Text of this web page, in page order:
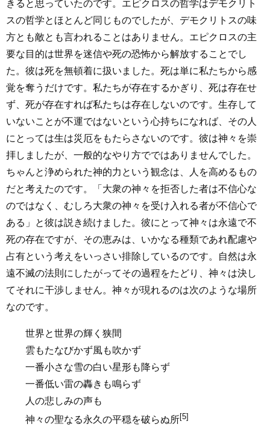
きると思っていたのです。エピクロスの哲学はデモクリト
スの哲学とほとんど同じものでしたが、デモクリトスの味
方とも敵とも言われることはありません。エピクロスの主
要な目的は世界を迷信や死の恐怖から解放することでし
た。彼は死を無頓着に扱いました。死は単に私たちから感
覚を奪うだけです。私たちが存在するかぎり、死は存在せ
ず、死が存在すれば私たちは存在しないのです。生存して
いないことが不運ではないという心持ちになれば、その人
にとっては生は災厄をもたらさないのです。彼は神々を崇
拝しましたが、一般的なやり方でではありませんでした。
ちゃんと浄められた神的力という観念は、人を高めるもの
だと考えたのです。「大衆の神々を拒否した者は不信心な
のではなく、むしろ大衆の神々を受け入れる者が不信心で
ある」と彼は説き続けました。彼にとって神々は永遠で不
死の存在ですが、その恵みは、いかなる種類であれ配慮や
占有という考えをいっさい排除しているのです。自然は永
遠不滅の法則にしたがってその過程をたどり、神々は決し
てそれに干渉しません。神々が現れるのは次のような場所
なのです。
世界と世界の輝く狭間
雲もたなびかず風も吹かず
一番小さな雪の白い星形も降らず
一番低い雷の轟きも鳴らず
人の悲しみの声も
神々の聖なる永久の平穏を破らぬ所[5]